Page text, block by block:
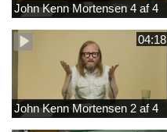
John Kenn Mortensen 4 af 4
04:18
John Kenn Mortensen 2 af 4